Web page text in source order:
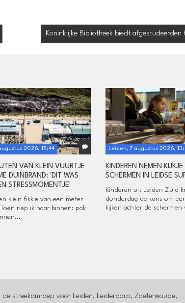
Koninklijke Bibliotheek biedt
2026, 15:44
VAN KLEIN VUURTJE
DUINBRAND: 'DIT WAS
STRESSMOMENTJE'
klein fikkie van een meter
riep ik naar binnen: pak
Leiden, 7 augustus 2026,
KINDEREN NEMEN
SCHERMEN IN LEIDSE
Kinderen uit Leiden Zuid
donderdag de kans om
kijken achter de schermen
de streekomroep voor Leiden, Leiderdorp, Zoeterwoude,